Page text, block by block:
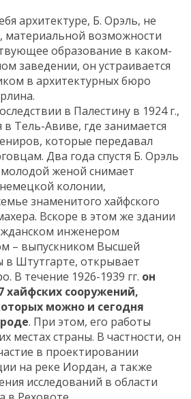
архитектуре, Б. Орэль, не
материальной возможности
образование в каком-
заведении, он устраивается
в архитектурных бюро
в Палестину в 1924 г.,
в Тель-Авиве, где занимается
которые передавал
Два года спустя Б. Орэль
женой снимает
колонии,
знаменитого хайфского
Вскоре в этом же здании
инженером
– выпускником Высшей
в Штутгарте, открывает
В течение 1926-1939 гг. он
хайфских сооружений,
можно и сегодня
. При этом, его работы
местах страны. В частности, он
в проектировании
на реке Иордан, а также
исследований в области